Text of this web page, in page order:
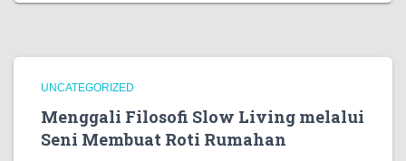
UNCATEGORIZED
Menggali Filosofi Slow Living melalui
Seni Membuat Roti Rumahan